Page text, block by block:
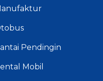
Pendingin
Mobil